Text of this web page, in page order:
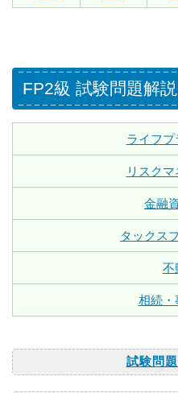
FP2級 試験問題解説
ライフ
リスク
金融
タックス
不
相続・
試験問